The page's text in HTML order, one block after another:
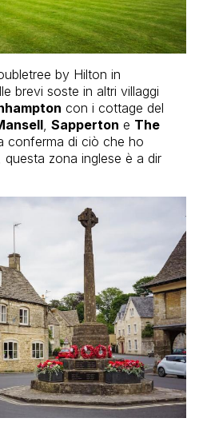
by Hilton in
brevi soste in altri villaggi
con i cottage del
Sapperton e The
conferma di ciò che ho
zona inglese è a dir